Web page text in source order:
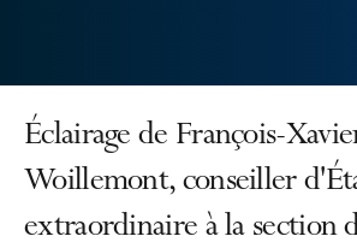
Éclairage de François-
Woillemont, conseiller
extraordinaire à la section